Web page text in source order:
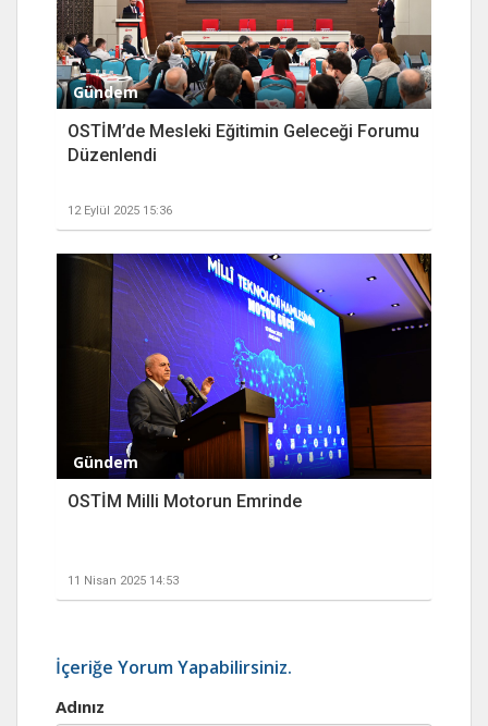
Gündem
OSTİM’de Mesleki Eğitimin Geleceği Forumu
Düzenlendi
12 Eylül 2025 15:36
Gündem
OSTİM Milli Motorun Emrinde
11 Nisan 2025 14:53
İçeriğe Yorum Yapabilirsiniz.
Adınız